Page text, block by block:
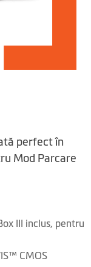
perfect în
Mod Parcare
III inclus, pentru
CMOS